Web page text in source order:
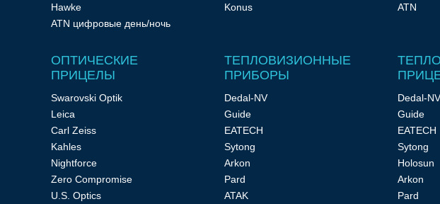
принадлежности
Hawke
ATN цифровые день/ночь
Konus
ATN
ОПТИЧЕСКИЕ
ПРИЦЕЛЫ
Swarovski Optik
Leica
Carl Zeiss
Kahles
Nightforce
Zero Compromise
U.S. Optics
ТЕПЛОВИЗИОННЫЕ
ПРИБОРЫ
Dedal-NV
Guide
EATECH
Sytong
Arkon
Pard
ATAK
Dedal-NV
Guide
EATECH
Sytong
Holosun
Arkon
Pard